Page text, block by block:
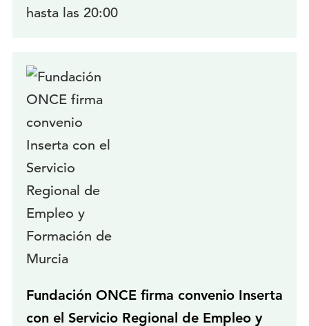
hasta las 20:00
Fundación ONCE firma convenio Inserta
con el Servicio Regional de Empleo y